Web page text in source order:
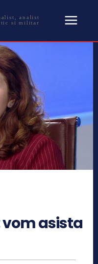
analist
si militar
asista